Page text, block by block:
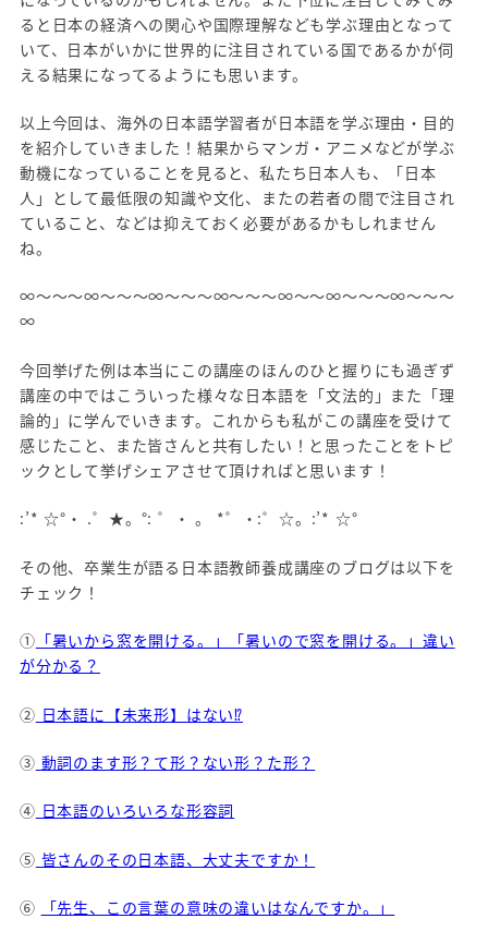
ると日本の経済への関心や国際理解なども学ぶ理由となって
いて、日本がいかに世界的に注目されている国であるかが伺
える結果になってるようにも思います。
以上今回は、海外の日本語学習者が日本語を学ぶ理由・目的
を紹介していきました！結果からマンガ・アニメなどが学ぶ
動機になっていることを見ると、私たち日本人も、「日本
人」として最低限の知識や文化、またの若者の間で注目され
ていること、などは抑えておく必要があるかもしれません
ね。
∞～～～∞～～～∞～～～∞～～～∞～～∞～～～∞～～～
∞
今回挙げた例は本当にこの講座のほんのひと握りにも過ぎず
講座の中ではこういった様々な日本語を「文法的」また「理
論的」に学んでいきます。これからも私がこの講座を受けて
感じたこと、また皆さんと共有したい！と思ったことをトピ
ックとして挙げシェアさせて頂ければと思います！
:’* ☆°・ .゜★。°: ゜・ 。 *゜・:゜☆。:’* ☆°
その他、卒業生が語る日本語教師養成講座のブログは以下を
チェック！
① 「暑いから窓を開ける。」「暑いので窓を開ける。」違い
が分かる？
② 日本語に【未来形】はない⁉
③ 動詞のます形？て形？ない形？た形？
④ 日本語のいろいろな形容詞
⑤ 皆さんのその日本語、大丈夫ですか！
⑥ 「先生、この言葉の意味の違いはなんですか。」